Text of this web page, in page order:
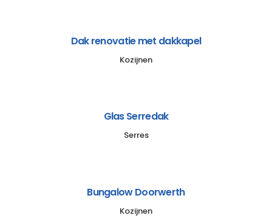
Dak renovatie met dakkapel
Kozijnen
Glas Serredak
Serres
Bungalow Doorwerth
Kozijnen